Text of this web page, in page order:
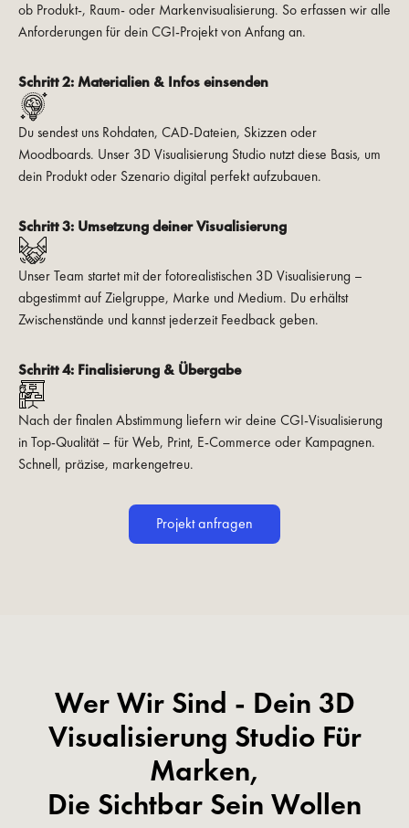
ob Produkt-, Raum- oder Markenvisualisierung. So erfassen wir alle
Anforderungen für dein CGI-Projekt von Anfang an.
Schritt 2: Materialien & Infos einsenden
Du sendest uns Rohdaten, CAD-Dateien, Skizzen oder
Moodboards. Unser 3D Visualisierung Studio nutzt diese Basis, um
dein Produkt oder Szenario digital perfekt aufzubauen.
Schritt 3: Umsetzung deiner Visualisierung
Unser Team startet mit der fotorealistischen 3D Visualisierung –
abgestimmt auf Zielgruppe, Marke und Medium. Du erhältst
Zwischenstände und kannst jederzeit Feedback geben.
Schritt 4: Finalisierung & Übergabe
Nach der finalen Abstimmung liefern wir deine CGI-Visualisierung
in Top-Qualität – für Web, Print, E-Commerce oder Kampagnen.
Schnell, präzise, markengetreu.
Projekt anfragen
Wer Wir Sind - Dein 3D
Visualisierung Studio Für
Marken,
Die Sichtbar Sein Wollen